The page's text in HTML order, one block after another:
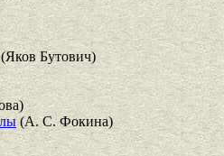
Бутович)
(А. С. Фокина)